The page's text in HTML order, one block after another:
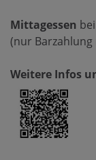
Mittagessen
(nur Barzahlung
Weitere Infos